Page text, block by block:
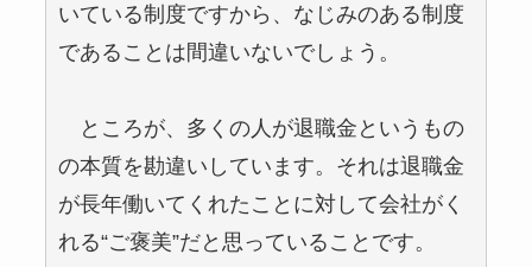
いている制度ですから、なじみのある制度
であることは間違いないでしょう。
ところが、多くの人が退職金というもの
の本質を勘違いしています。それは退職金
が長年働いてくれたことに対して会社がく
れる“ご褒美”だと思っていることです。